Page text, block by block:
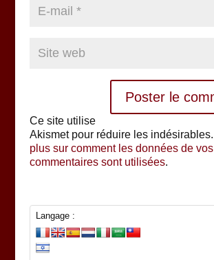
Ce site utilise
Akismet pour réduire les indésirables.
plus sur comment les données de vos
commentaires sont utilisées.
Langage :